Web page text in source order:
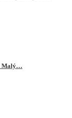
Malý…